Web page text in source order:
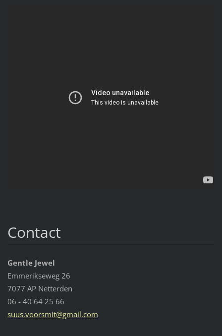
Contact
Gentle Jewel
Emmerikseweg 26
7077 AP Netterden
06 - 40 64 25 66
suus.voorsmit@gmail.com